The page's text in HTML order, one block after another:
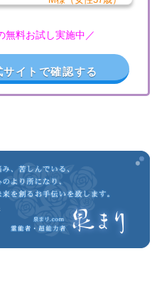
無料お試し実施中／
イトで確認する